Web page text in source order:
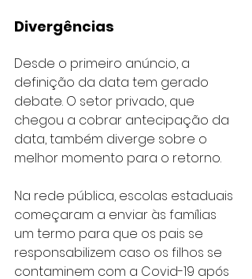
Divergências
Desde o primeiro anúncio, a
definição da data tem gerado
debate. O setor privado, que
chegou a cobrar antecipação da
data, também diverge sobre o
melhor momento para o retorno.
Na rede pública, escolas estaduais
começaram a enviar às famílias
um termo para que os pais se
responsabilizem caso os filhos se
contaminem com a Covid-19 após